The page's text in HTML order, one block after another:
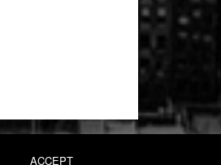
ACCEPT